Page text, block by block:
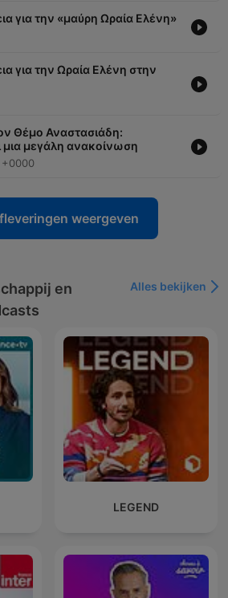
για την «μαύρη Ωραία Ελένη»
για την Ωραία Ελένη στην
Θέμο Αναστασιάδη:
μεγάλη ανακοίνωση
weergeven
en
Alles bekijken
LEGEND